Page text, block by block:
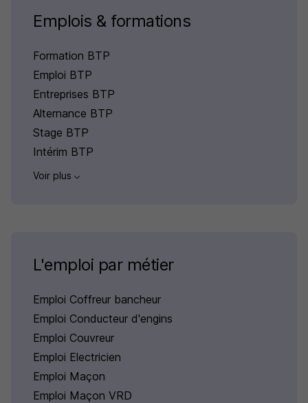
Emplois & formations
Formation BTP
Emploi BTP
Entreprises BTP
Alternance BTP
Stage BTP
Intérim BTP
Voir plus
L'emploi par métier
Emploi Coffreur bancheur
Emploi Conducteur d'engins
Emploi Couvreur
Emploi Electricien
Emploi Maçon
Emploi Maçon VRD